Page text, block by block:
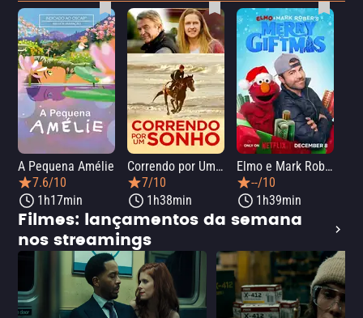
A Pequena Amélie
7.6/10
1h17min
Correndo por Um Sonho
7/10
1h38min
Elmo e Mark Rober na Oficina de Natal
--/10
1h39min
Filmes: lançamentos da semana
nos streamings